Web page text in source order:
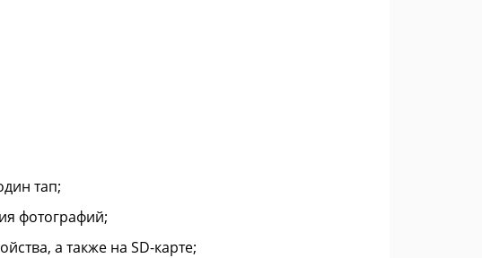
тап;
фотографий;
а также на SD-карте;